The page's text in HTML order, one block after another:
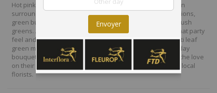
Hot pink roses and orange Asiatic Lilies are vibrant and fun
surrounded by purple Peruvian Lilies, hot pink mini carnations,
green button poms, purple statice, and an assortment of lush
greens. Accented with assorted curling ribbons to give it that party
feel and presented in a clear glass cubed vase lined with ti leaf
green material for added beauty, this unforgettable birthday
bouquet is that ultimate surprise that will make them feel the love
on their big day. Arranged and delivered in El Salvador by local
florists.
Envoyer